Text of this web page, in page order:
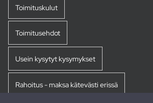
Toimituskulut
Toimitusehdot
Usein kysytyt kysymykset
Rahoitus - maksa kätevästi erissä